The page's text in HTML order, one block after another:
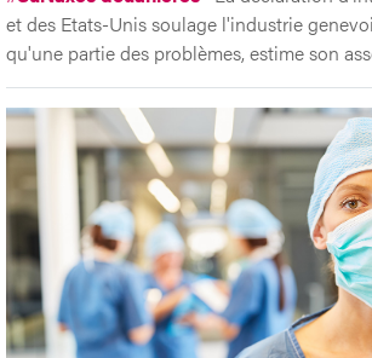
et des Etats-Unis soulage l'industrie
qu'une partie des problèmes, estime son